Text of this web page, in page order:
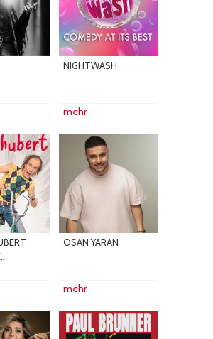
NIGHTWASH
mehr
OSAN YARAN
mehr